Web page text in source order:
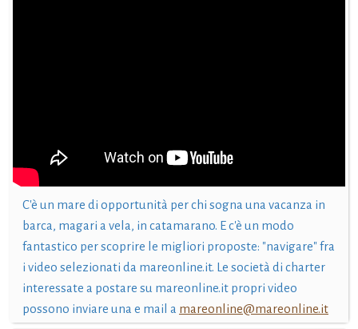
C'è un mare di opportunità per chi sogna una vacanza in
barca, magari a vela, in catamarano. E c'è un modo
fantastico per scoprire le migliori proposte: "navigare" fra
i video selezionati da mareonline.it. Le società di charter
interessate a postare su mareonline.it propri video
possono inviare una e mail a mareonline@mareonline.it